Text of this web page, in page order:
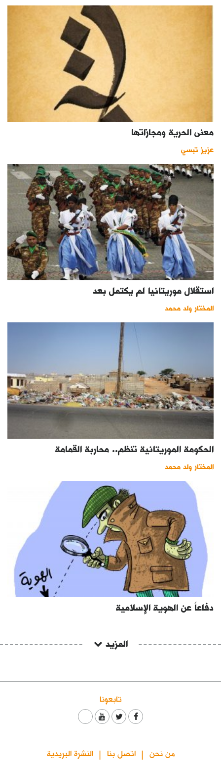
معنى الحرية ومجازاتها
عزيز تبسي
استقلال موريتانيا لم يكتمل بعد
المختار ولد محمد
الحكومة الموريتانية تنظم.. محاربة القمامة
المختار ولد محمد
دفاعاً عن الهوية الإسلامية
المزيد
تابعونا
من نحن اتصل بنا النشرة البريدية